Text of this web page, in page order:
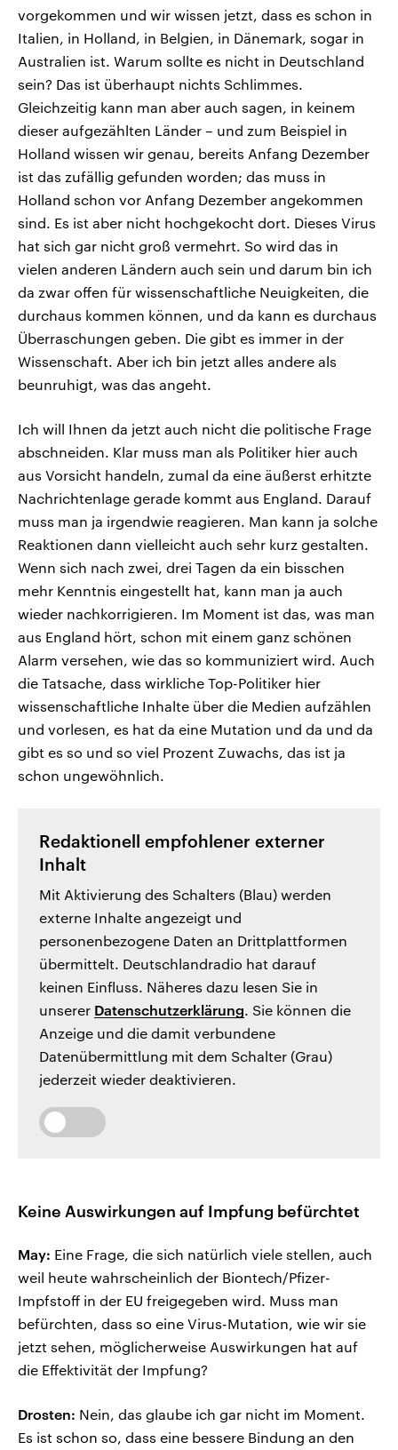
vorgekommen und wir wissen jetzt, dass es schon in
Italien, in Holland, in Belgien, in Dänemark, sogar in
Australien ist. Warum sollte es nicht in Deutschland
sein? Das ist überhaupt nichts Schlimmes.
Gleichzeitig kann man aber auch sagen, in keinem
dieser aufgezählten Länder – und zum Beispiel in
Holland wissen wir genau, bereits Anfang Dezember
ist das zufällig gefunden worden; das muss in
Holland schon vor Anfang Dezember angekommen
sind. Es ist aber nicht hochgekocht dort. Dieses Virus
hat sich gar nicht groß vermehrt. So wird das in
vielen anderen Ländern auch sein und darum bin ich
da zwar offen für wissenschaftliche Neuigkeiten, die
durchaus kommen können, und da kann es durchaus
Überraschungen geben. Die gibt es immer in der
Wissenschaft. Aber ich bin jetzt alles andere als
beunruhigt, was das angeht.
Ich will Ihnen da jetzt auch nicht die politische Frage
abschneiden. Klar muss man als Politiker hier auch
aus Vorsicht handeln, zumal da eine äußerst erhitzte
Nachrichtenlage gerade kommt aus England. Darauf
muss man ja irgendwie reagieren. Man kann ja solche
Reaktionen dann vielleicht auch sehr kurz gestalten.
Wenn sich nach zwei, drei Tagen da ein bisschen
mehr Kenntnis eingestellt hat, kann man ja auch
wieder nachkorrigieren. Im Moment ist das, was man
aus England hört, schon mit einem ganz schönen
Alarm versehen, wie das so kommuniziert wird. Auch
die Tatsache, dass wirkliche Top-Politiker hier
wissenschaftliche Inhalte über die Medien aufzählen
und vorlesen, es hat da eine Mutation und da und da
gibt es so und so viel Prozent Zuwachs, das ist ja
schon ungewöhnlich.
Redaktionell empfohlener externer
Inhalt
Mit Aktivierung des Schalters (Blau) werden
externe Inhalte angezeigt und
personenbezogene Daten an Drittplattformen
übermittelt. Deutschlandradio hat darauf
keinen Einfluss. Näheres dazu lesen Sie in
unserer Datenschutzerklärung. Sie können die
Anzeige und die damit verbundene
Datenübermittlung mit dem Schalter (Grau)
jederzeit wieder deaktivieren.
Keine Auswirkungen auf Impfung befürchtet
May: Eine Frage, die sich natürlich viele stellen, auch
weil heute wahrscheinlich der Biontech/Pfizer-
Impfstoff in der EU freigegeben wird. Muss man
befürchten, dass so eine Virus-Mutation, wie wir sie
jetzt sehen, möglicherweise Auswirkungen hat auf
die Effektivität der Impfung?
Drosten: Nein, das glaube ich gar nicht im Moment.
Es ist schon so, dass eine bessere Bindung an den